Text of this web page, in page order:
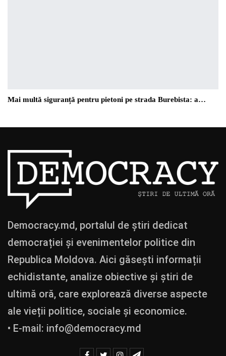
Mai multă siguranță pentru pietoni pe strada Burebista: a…
Democracy.md, portalul de știri dedicat
democrației și evenimentelor politice din
Republica Moldova. Aici găsești informații
echidistante, analize obiective și știri de
ultimă oră, care explorează diverse aspecte
ale vieții politice, sociale și economice.
• E-mail: info@democracy.md